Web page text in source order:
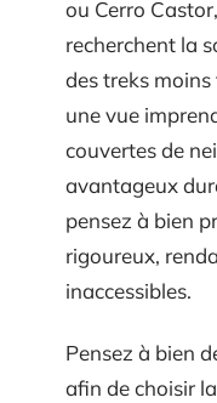
ou Cerro
recherchent la
des treks
une vue
couvertes de
avantageux
pensez à bien
rigoureux,
inaccessibles.
Pensez à bien
afin de choisir la